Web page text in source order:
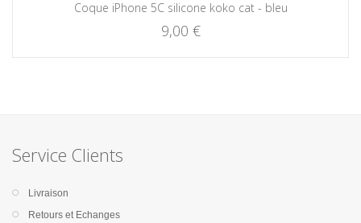
Coque iPhone 5C silicone koko cat - bleu
9,00 €
Service Clients
Livraison
Retours et Echanges